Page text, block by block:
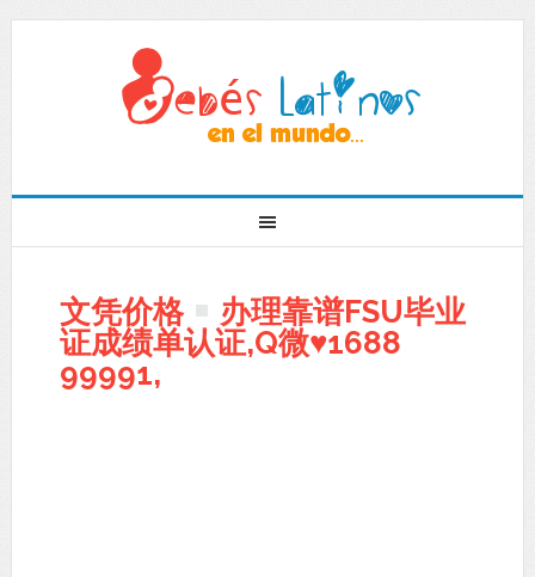
文凭价格
办理靠谱FSU毕业
证成绩单认证,Q微♥1688
99991,